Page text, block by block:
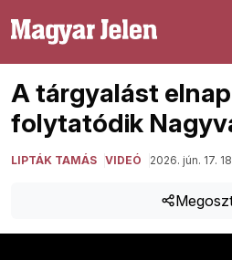
A tárgyalást
folytatódik
LIPTÁK TAMÁS VIDEÓ 2026. jún. 17.